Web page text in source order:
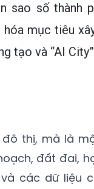
sao số thành
mục tiêu
tạo và “AI
đô thị, mà là
đất đai,
các dữ liệu